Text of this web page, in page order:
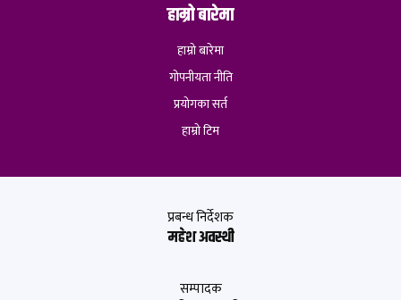
हाम्रो बारेमा
हाम्रो बारेमा
गोपनीयता नीति
प्रयोगका सर्त
हाम्रो टिम
प्रबन्ध निर्देशक
महेश अवस्थी
सम्पादक